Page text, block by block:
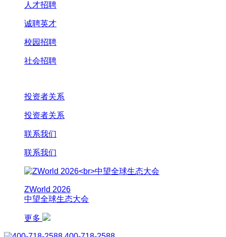
人才招聘
诚聘英才
校园招聘
社会招聘
投资者关系
投资者关系
联系我们
联系我们
ZWorld 2026
中望全球生态大会
更多